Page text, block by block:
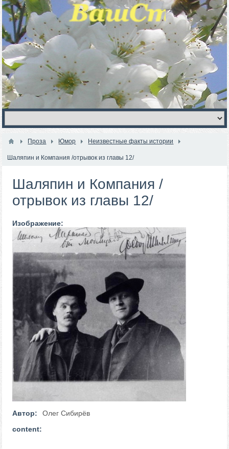
Проза Юмор Неизвестные факты истории
Шаляпин и Компания /отрывок из главы 12/
Шаляпин и Компания /
отрывок из главы 12/
Изображение:
Автор:
Олег Сибирёв
content: